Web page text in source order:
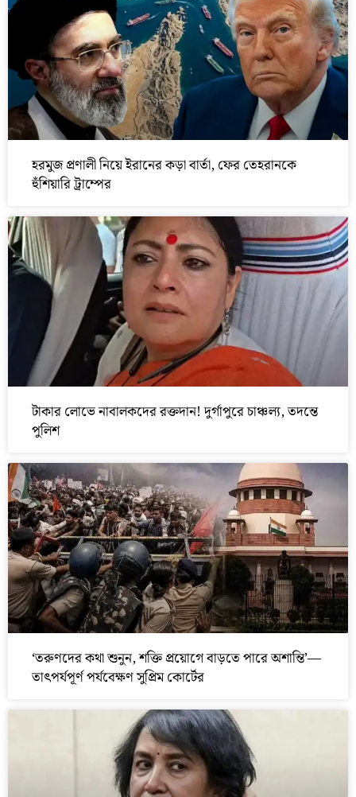
হরমুজ প্রণালী নিয়ে ইরানের কড়া বার্তা, ফের তেহরানকে
হুঁশিয়ারি ট্রাম্পের
টাকার লোভে নাবালকদের রক্তদান! দুর্গাপুরে চাঞ্চল্য, তদন্তে
পুলিশ
‘তরুণদের কথা শুনুন, শক্তি প্রয়োগে বাড়তে পারে অশান্তি’—
তাৎপর্যপূর্ণ পর্যবেক্ষণ সুপ্রিম কোর্টের